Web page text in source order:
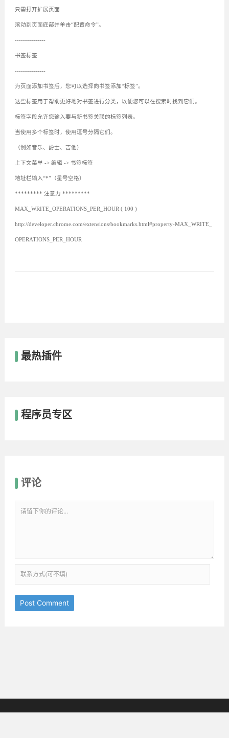
只需打开扩展页面
滚动到页面底部并单击“配置命令”。
---------------
书签标签
---------------
为页面添加书签后，您可以选择向书签添加“标签”。
这些标签用于帮助更好地对书签进行分类，以便您可以在搜索时找到它们。
标签字段允许您输入要与新书签关联的标签列表。
当使用多个标签时，使用逗号分隔它们。
（例如音乐、爵士、吉他）
上下文菜单 -> 编辑 -> 书签标签
地址栏输入“*”（星号空格）
********* 注意力 *********
MAX_WRITE_OPERATIONS_PER_HOUR ( 100 )
http://developer.chrome.com/extensions/bookmarks.html#property-MAX_WRITE_
OPERATIONS_PER_HOUR
最热插件
程序员专区
评论
Post Comment